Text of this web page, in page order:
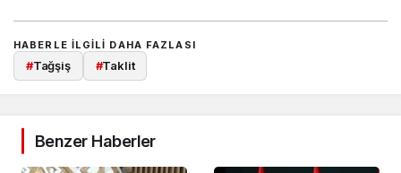
HABERLE ILGILI DAHA FAZLASI
#Tağşiş #Taklit
Benzer Haberler